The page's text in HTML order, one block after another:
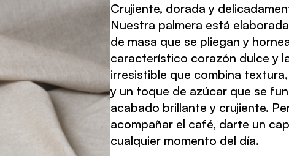
Crujiente, dorada y
Nuestra palmera está
de masa que se pliegan y
característico corazón dulce y
irresistible que combina
y un toque de azúcar que se
acabado brillante y crujiente.
acompañar el café, darte un
cualquier momento del día.